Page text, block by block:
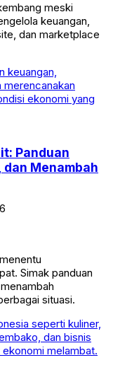
meski
keuangan,
dan marketplace
Panduan
Menambah
Simak panduan
situasi.